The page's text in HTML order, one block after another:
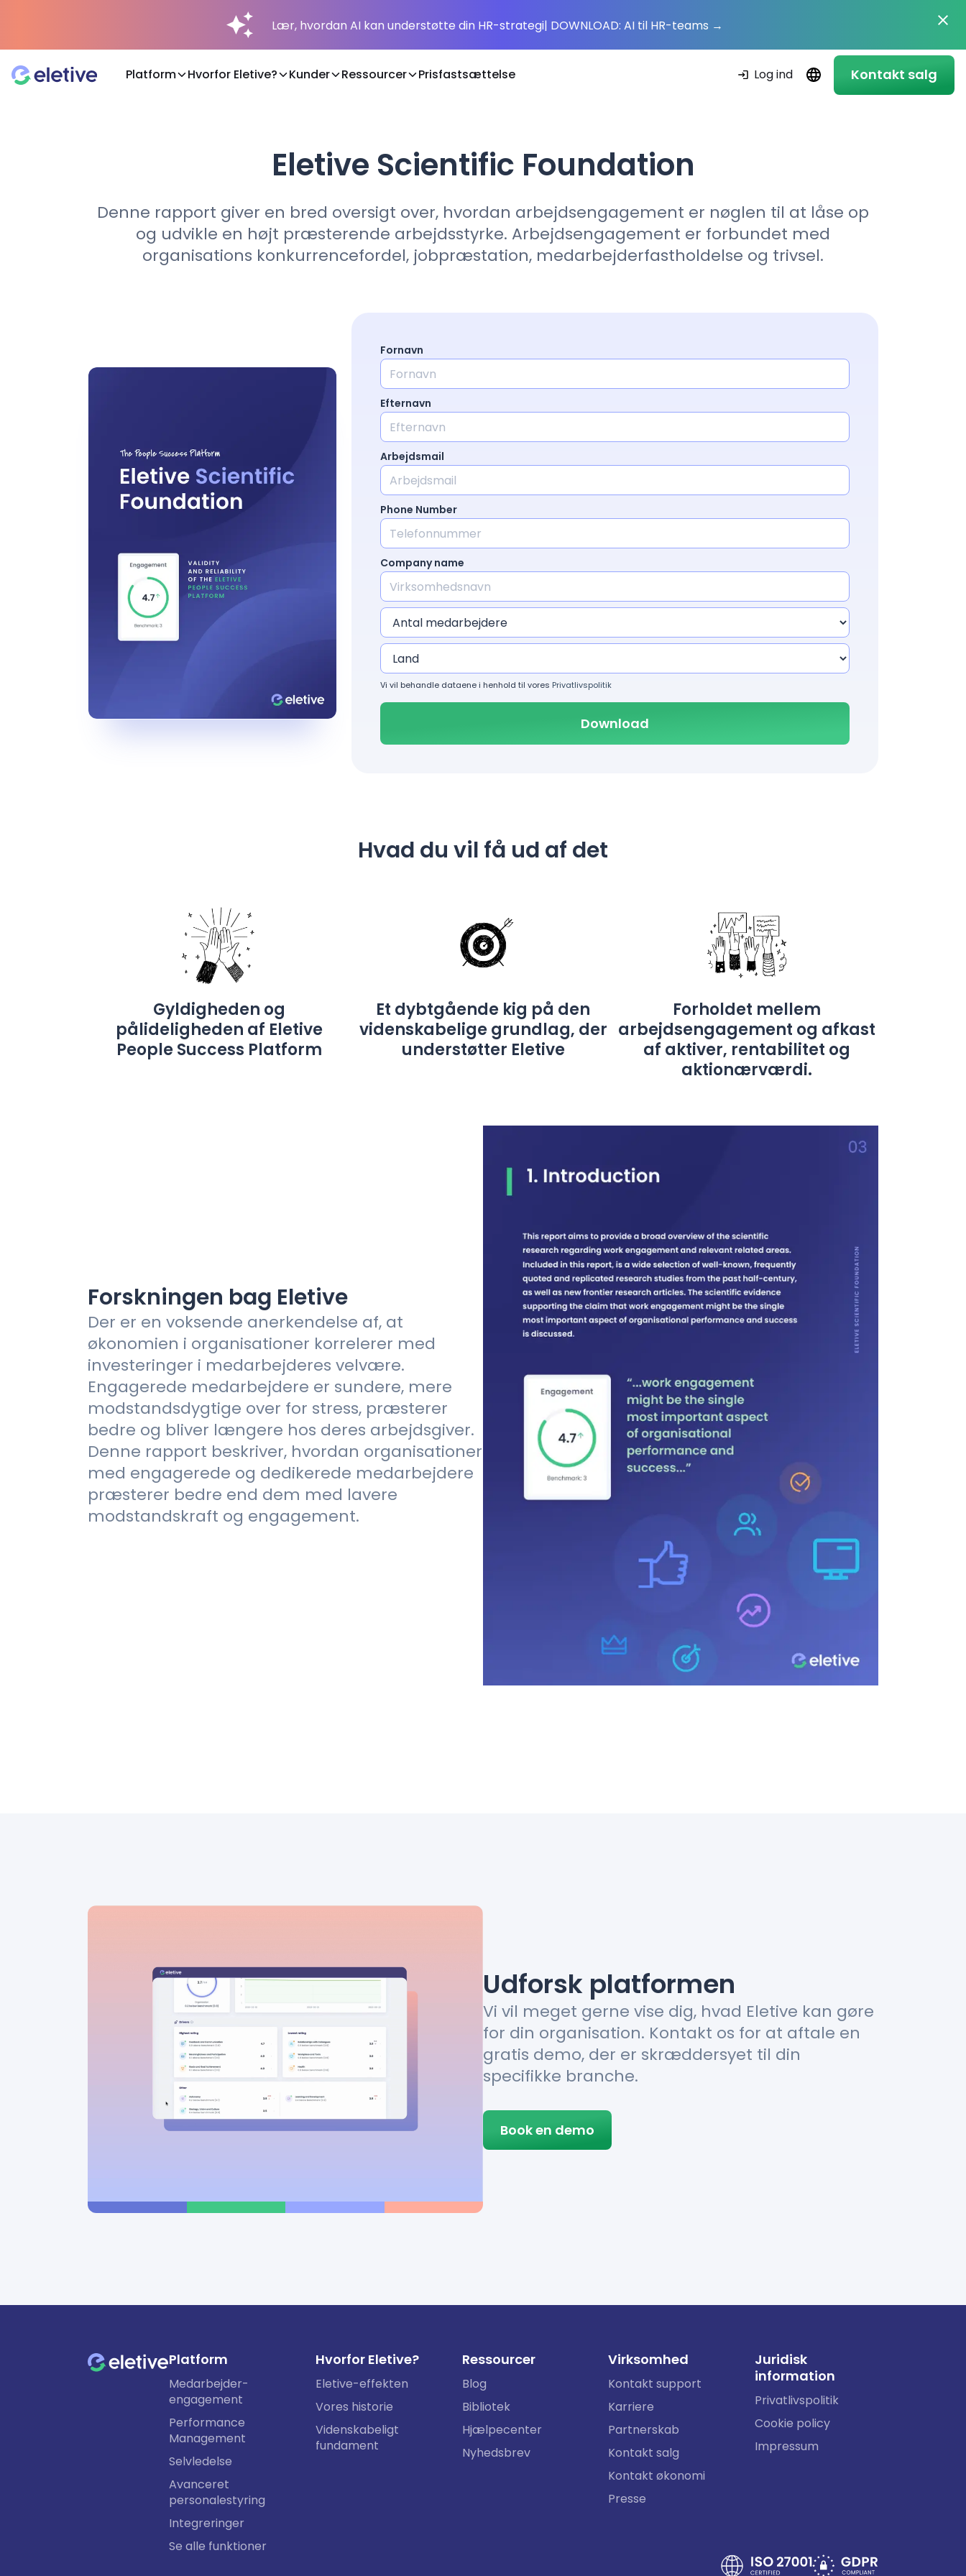
Lær, hvordan AI kan understøtte din HR-strategi| DOWNLOAD: AI til HR-teams →
Platform Hvorfor Eletive? Kunder Ressourcer Prisfastsættelse Log ind Kontakt salg
Kontakt salg
Eletive Scientific Foundation
Denne rapport giver en bred oversigt over, hvordan arbejdsengagement er nøglen til at låse op
og udvikle en højt præsterende arbejdsstyrke. Arbejdsengagement er forbundet med
organisations konkurrencefordel, jobpræstation, medarbejderfastholdelse og trivsel.
Fornavn
Efternavn
Arbejdsmail
Phone Number
Company name
Vi vil behandle dataene i henhold til vores Privatlivspolitik
Hvad du vil få ud af det
Gyldigheden og
pålideligheden af ​​Eletive
People Success Platform
Et dybtgående kig på den
videnskabelige grundlag, der
understøtter Eletive
Forholdet mellem
arbejdsengagement og afkast
af aktiver, rentabilitet og
aktionærværdi.
Forskningen bag Eletive
Der er en voksende anerkendelse af, at
økonomien i organisationer korrelerer med
investeringer i medarbejderes velvære.
Engagerede medarbejdere er sundere, mere
modstandsdygtige over for stress, præsterer
bedre og bliver længere hos deres arbejdsgiver.
Denne rapport beskriver, hvordan organisationer
med engagerede og dedikerede medarbejdere
præsterer bedre end dem med lavere
modstandskraft og engagement.
Udforsk platformen
Vi vil meget gerne vise dig, hvad Eletive kan gøre
for din organisation. Kontakt os for at aftale en
gratis demo, der er skræddersyet til din
specifikke branche.
Book en demo
Platform
Medarbejder-
engagement
Performance
Management
Selvledelse
Avanceret
personalestyring
Integreringer
Se alle funktioner
Hvorfor Eletive?
Eletive-effekten
Vores historie
Videnskabeligt
fundament
Ressourcer
Blog
Bibliotek
Hjælpecenter
Nyhedsbrev
Virksomhed
Kontakt support
Karriere
Partnerskab
Kontakt salg
Kontakt økonomi
Presse
Juridisk
information
Privatlivspolitik
Cookie policy
Impressum